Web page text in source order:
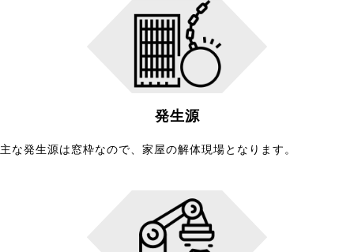
発生源
主な発生源は窓枠なので、家屋の解体現場となります。